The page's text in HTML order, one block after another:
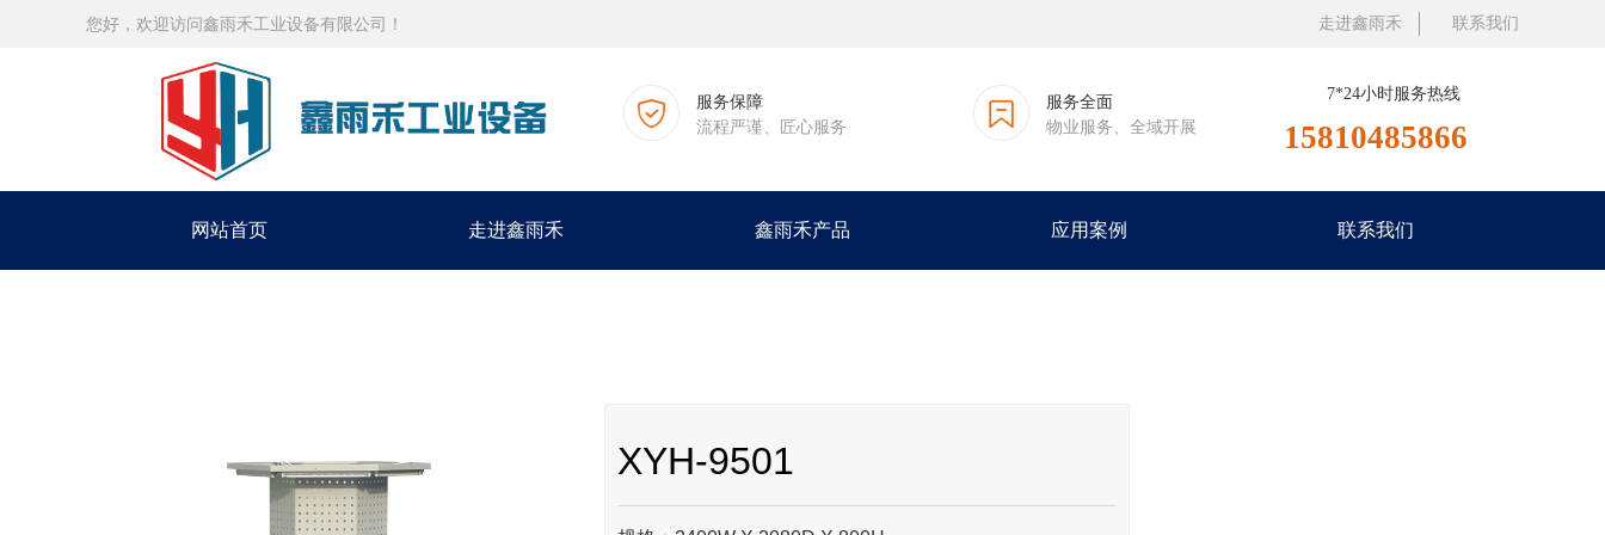
您好，欢迎访问鑫雨禾工业设备有限公司！ 联系我们
走进鑫雨禾
服务保障
流程严谨、匠心服务
服务全面
物业服务、全域开展
7*24小时服务热线
15810485866
网站首页 走进鑫雨禾 鑫雨禾产品 应用案例 联系我们
XYH-9501